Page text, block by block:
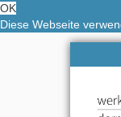
OK
Diese Webseite